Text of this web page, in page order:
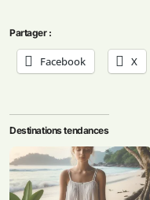
Partager :
Facebook X
Destinations tendances